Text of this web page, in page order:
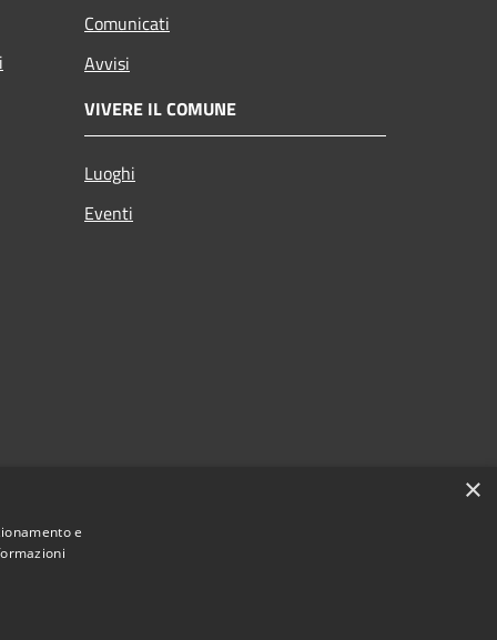
Comunicati
Avvisi
VIVERE IL COMUNE
Luoghi
Eventi
×
e